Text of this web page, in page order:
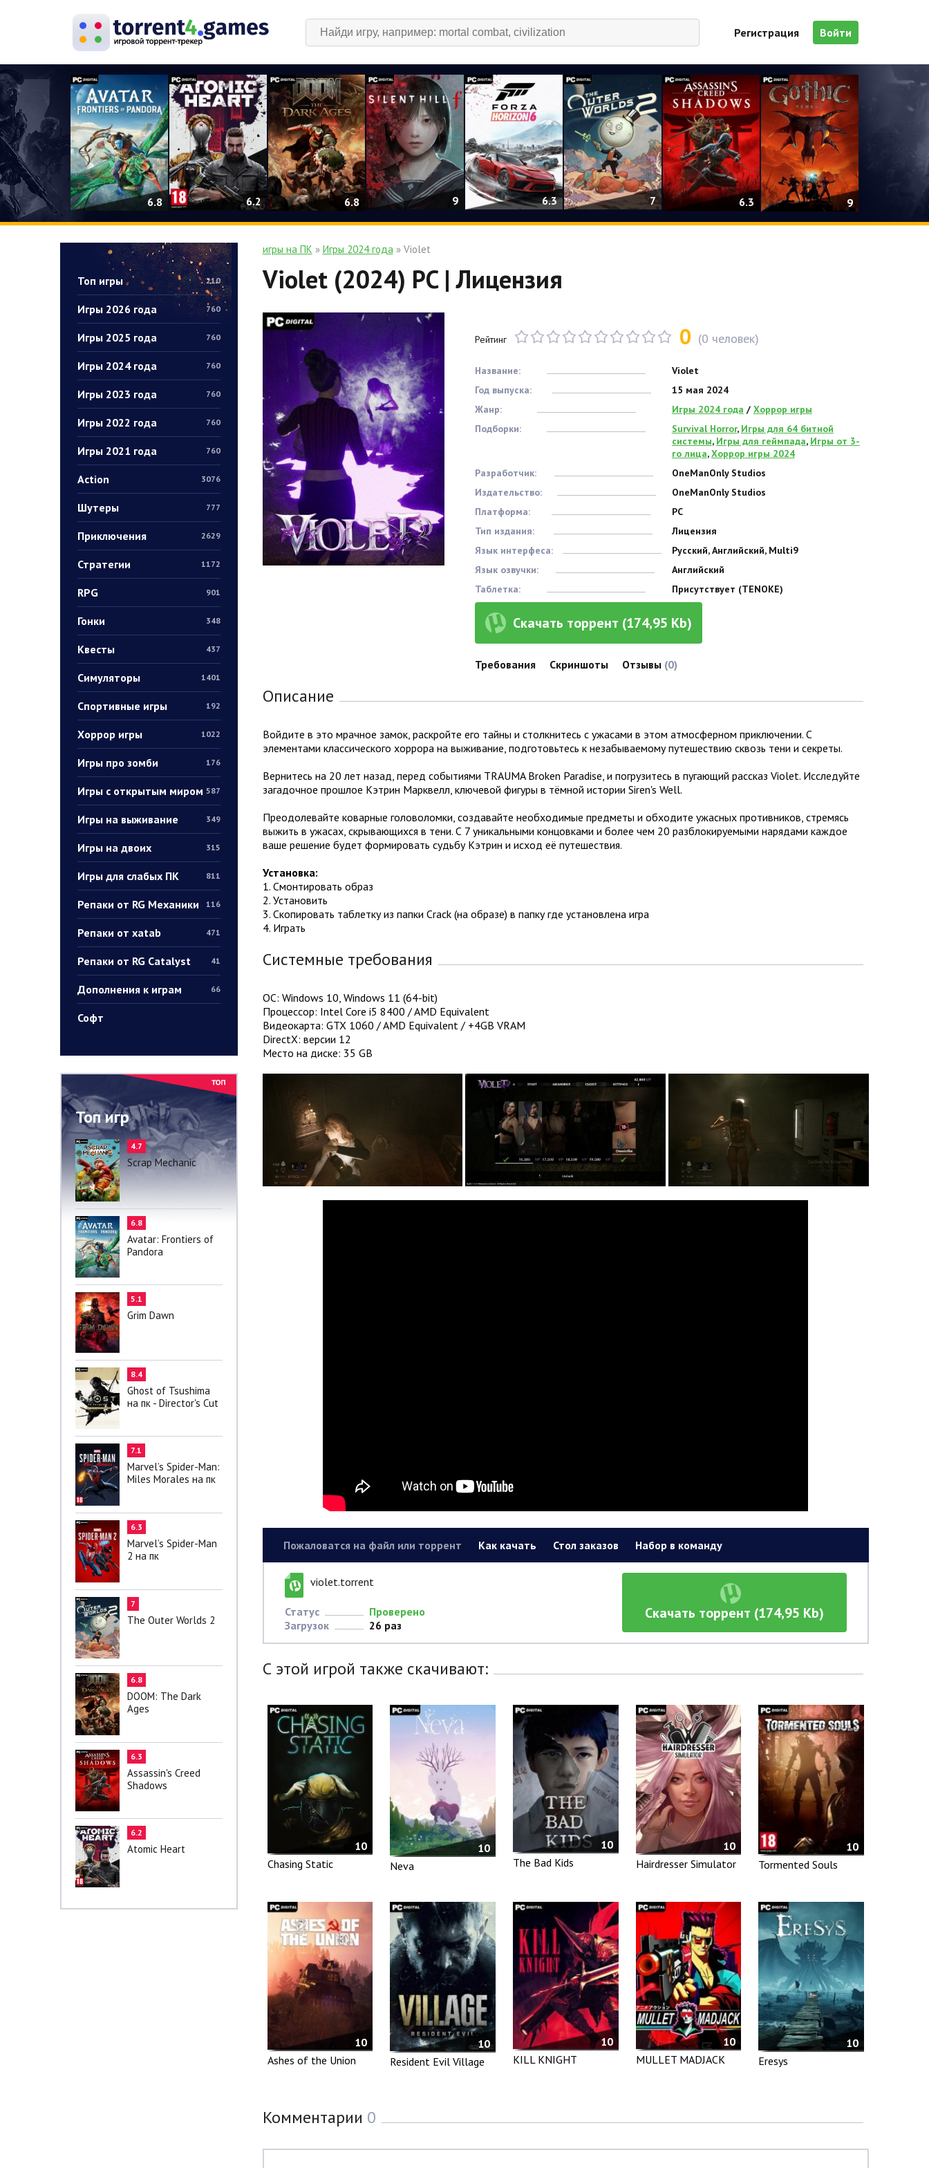
Регистрация Войти
6.8 6.2 6.8 9 6.3 7 6.3 9
Топ игры 210
Игры 2026 года 760
Игры 2025 года 760
Игры 2024 года 760
Игры 2023 года 760
Игры 2022 года 760
Игры 2021 года 760
Action 3076
Шутеры 777
Приключения 2629
Стратегии 1172
RPG 901
Гонки 348
Квесты 437
Симуляторы 1401
Спортивные игры 192
Хоррор игры 1022
Игры про зомби 176
Игры с открытым миром 587
Игры на выживание 349
Игры на двоих 315
Игры для слабых ПК 811
Репаки от RG Механики 116
Репаки от xatab 471
Репаки от RG Catalyst 41
Дополнения к играм 66
Софт
Топ игр
4.7
Scrap Mechanic
6.8
Avatar: Frontiers of
Pandora
5.1
Grim Dawn
8.4
Ghost of Tsushima
на пк - Director's Cut
7.1
Marvel’s Spider-Man:
Miles Morales на пк
6.3
Marvel’s Spider-Man
2 на пк
7
The Outer Worlds 2
6.8
DOOM: The Dark
Ages
6.3
Assassin's Creed
Shadows
6.2
Atomic Heart
игры на ПК » Игры 2024 года» Violet
Violet (2024) PC | Лицензия
Рейтинг 0 (0 человек)
Название:
Violet
Год выпуска:
15 мая 2024
Жанр:
Игры 2024 года / Хоррор игры
Подборки:
Survival Horror, Игры для 64 битной
системы, Игры для геймпада, Игры от 3-
го лица,Хоррор игры 2024
Разработчик:
OneManOnly Studios
Издательство:
OneManOnly Studios
Платформа:
PC
Тип издания:
Лицензия
Язык интерфеса:
Русский, Английский, Multi9
Язык озвучки:
Английский
Таблетка:
Присутствует (TENOKE)
Скачать торрент (174,95 Kb)
Требования Скриншоты Отзывы (0)
Описание
Войдите в это мрачное замок, раскройте его тайны и столкнитесь с ужасами в этом атмосферном приключении. С
элементами классического хоррора на выживание, подготовьтесь к незабываемому путешествию сквозь тени и секреты.
Вернитесь на 20 лет назад, перед событиями TRAUMA Broken Paradise, и погрузитесь в пугающий рассказ Violet. Исследуйте
загадочное прошлое Кэтрин Марквелл, ключевой фигуры в тёмной истории Siren's Well.
Преодолевайте коварные головоломки, создавайте необходимые предметы и обходите ужасных противников, стремясь
выжить в ужасах, скрывающихся в тени. С 7 уникальными концовками и более чем 20 разблокируемыми нарядами каждое
ваше решение будет формировать судьбу Кэтрин и исход её путешествия.
Установка:
1. Смонтировать образ
2. Установить
3. Скопировать таблетку из папки Crack (на образе) в папку где установлена игра
4. Играть
Системные требования
ОС: Windows 10, Windows 11 (64-bit)
Процессор: Intel Core i5 8400 / AMD Equivalent
Видеокарта: GTX 1060 / AMD Equivalent / +4GB VRAM
DirectX: версии 12
Место на диске: 35 GB
Пожаловатся на файл или торрент Как качать Стол заказов Набор в команду
violet.torrent
Статус
Проверено
Загрузок
26 раз
Скачать торрент (174,95 Kb)
С этой игрой также скачивают:
10
Chasing Static
10
Neva
10
The Bad Kids
10
Hairdresser Simulator
10
Tormented Souls
10
Ashes of the Union
10
Resident Evil Village
10
KILL KNIGHT
10
MULLET MADJACK
10
Eresys
Комментарии 0